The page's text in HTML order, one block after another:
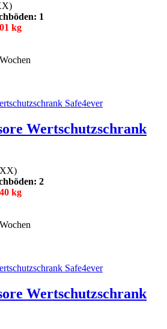
)
1
kg
Wertschutzschrank
)
2
kg
Wertschutzschrank